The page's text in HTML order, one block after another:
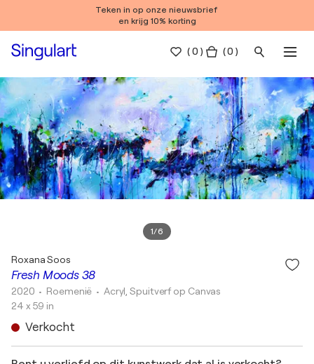
Teken in op onze nieuwsbrief
en krijg 10% korting
(0 ) ( 0 )
1/6
Fresh Moods 38
Roxana Soos
2020 • Roemenië • Acryl, Spuitverf op Canvas
24 x 59 in
Verkocht